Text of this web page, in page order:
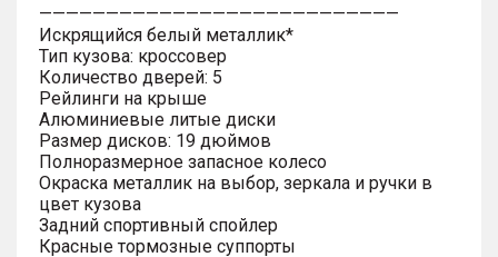
———————————————————————————
Искрящийся белый металлик*
Тип кузова: кроссовер
Количество дверей: 5
Рейлинги на крыше
Алюминиевые литые диски
Размер дисков: 19 дюймов
Полноразмерное запасное колесо
Окраска металлик на выбор, зеркала и ручки в
цвет кузова
Задний спортивный спойлер
Красные тормозные суппорты